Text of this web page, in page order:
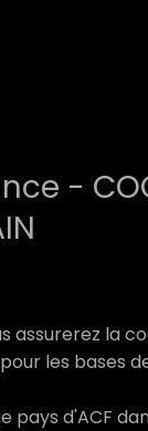
-
assurerez la
les bases
pays d'ACF